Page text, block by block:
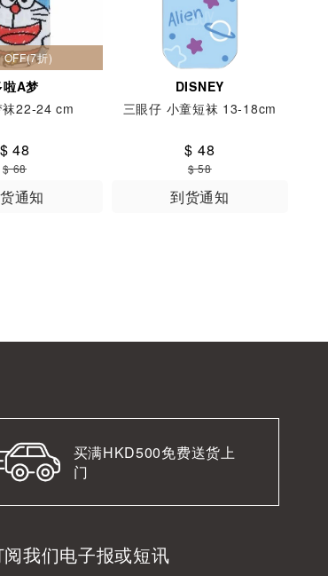
OFF(7折)
啦A梦
袜22-24 cm
$ 48
$ 68
通知
DISNEY
三眼仔 小童短袜 13-18cm
$ 48
$ 58
到货通知
买满HKD500免费送货上
门
阅我们电子报或短讯